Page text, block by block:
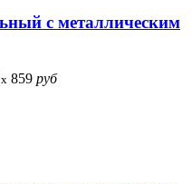
с металлическим
x 859 руб